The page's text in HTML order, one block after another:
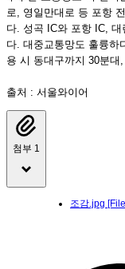
로, 영일만대로 등 포항
다. 성곡 IC와 포항 IC,
다. 대중교통망도 훌륭하
용 시 동대구까지 30분대
출처 : 서울와이어
첨부 1
조감.jpg